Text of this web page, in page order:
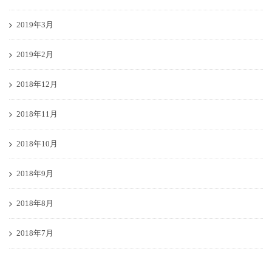
2019年3月
2019年2月
2018年12月
2018年11月
2018年10月
2018年9月
2018年8月
2018年7月